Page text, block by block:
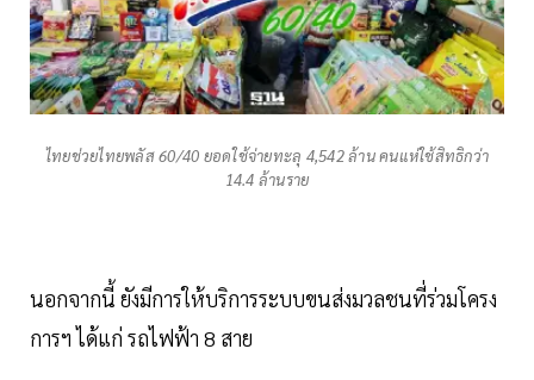
ไทยช่วยไทยพลัส 60/40 ยอดใช้จ่ายทะลุ 4,542 ล้าน คนแห่ใช้สิทธิกว่า
14.4 ล้านราย
นอกจากนี้ ยังมีการให้บริการระบบขนส่งมวลชนที่ร่วมโครง
การฯ ได้แก่ รถไฟฟ้า 8 สาย